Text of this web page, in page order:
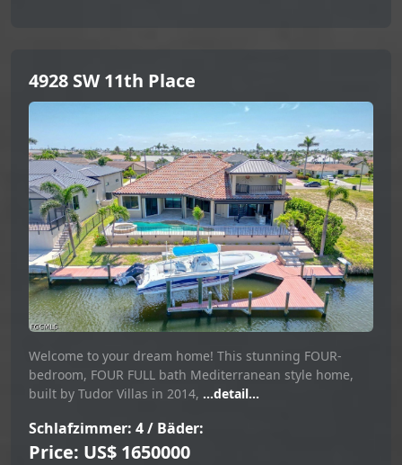
4928 SW 11th Place
Welcome to your dream home! This stunning FOUR-
bedroom, FOUR FULL bath Mediterranean style home,
built by Tudor Villas in 2014, ...detail...
Schlafzimmer: 4 / Bäder:
Price: US$ 1650000